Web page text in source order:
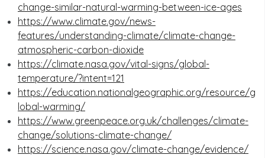
change-similar-natural-warming-between-ice-ages
https://www.climate.gov/news-
features/understanding-climate/climate-change-
atmospheric-carbon-dioxide
https://climate.nasa.gov/vital-signs/global-
temperature/?intent=121
https://education.nationalgeographic.org/resource/g
lobal-warming/
https://www.greenpeace.org.uk/challenges/climate-
change/solutions-climate-change/
https://science.nasa.gov/climate-change/evidence/